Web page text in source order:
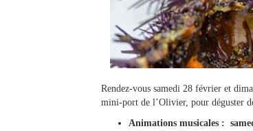
Rendez-vous samedi 28 février et
mini-port de l’Olivier, pour déguster
Animations musicales :